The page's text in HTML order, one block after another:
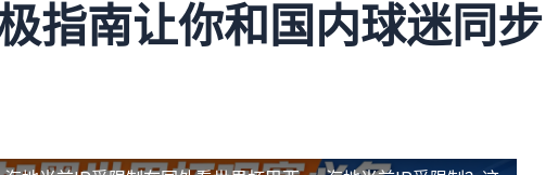
指南让你和国内球迷同步